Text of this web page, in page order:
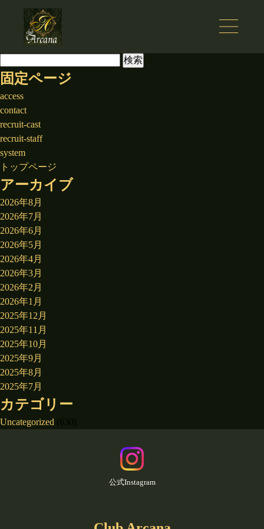
索:
固定ページ
access
contact
recruit-cast
recruit-staff
system
トップページ
アーカイブ
2026年8月
2026年7月
2026年6月
2026年5月
2026年4月
2026年3月
2026年2月
2026年1月
2025年12月
2025年11月
2025年10月
2025年9月
2025年8月
2025年7月
カテゴリー
Uncategorized
公式Instagram